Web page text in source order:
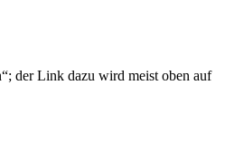
der Link dazu wird meist oben auf